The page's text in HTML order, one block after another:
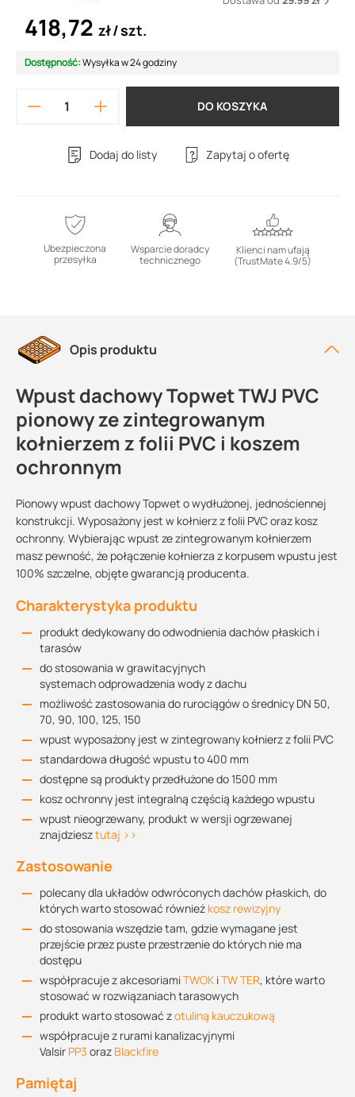
418,72 zł szt.
Dostępność:Wysyłka w 24 godziny
DO KOSZYKA
Dodaj do listy Zapytaj o ofertę
Ubezpieczona
przesyłka
Wsparcie doradcy
technicznego
Klienci nam ufają
(TrustMate 4.9/5)
Opis produktu
Wpust dachowy Topwet TWJ PVC
pionowy ze zintegrowanym
kołnierzem z folii PVC i koszem
ochronnym
Pionowy wpust dachowy Topwet o wydłużonej, jednościennej
konstrukcji. Wyposażony jest w kołnierz z folii PVC oraz kosz
ochronny. Wybierając wpust ze zintegrowanym kołnierzem
masz pewność, że połączenie kołnierza z korpusem wpustu jest
100% szczelne, objęte gwarancją producenta.
Charakterystyka produktu
produkt dedykowany do odwodnienia dachów płaskich i
tarasów
do stosowania w grawitacyjnych
systemach odprowadzenia wody z dachu
możliwość zastosowania do rurociągów o średnicy DN 50,
70, 90, 100, 125, 150
wpust wyposażony jest w zintegrowany kołnierz z folii PVC
standardowa długość wpustu to 400 mm
dostępne są produkty przedłużone do 1500 mm
kosz ochronny jest integralną częścią każdego wpustu
wpust nieogrzewany, produkt w wersji ogrzewanej
znajdziesztutaj >>
Zastosowanie
polecany dla układów odwróconych dachów płaskich, do
których warto stosować również kosz rewizyjny
do stosowania wszędzie tam, gdzie wymagane jest
przejście przez puste przestrzenie do których nie ma
dostępu
współpracuje z akcesoriamiTWOK iTW TER, które warto
stosować w rozwiązaniach tarasowych
produkt warto stosować zotuliną kauczukową
współpracuje z rurami kanalizacyjnymi
Valsir PP3 oraz Blackfire
Pamiętaj